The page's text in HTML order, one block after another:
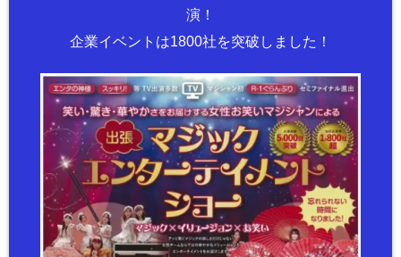
演！
企業イベントは1800社を突破しました！